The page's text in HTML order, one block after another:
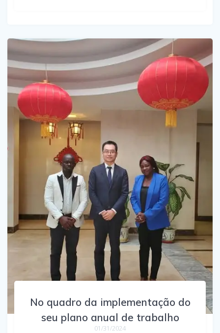
No quadro da implementação do
seu plano anual de trabalho
01/31/2024